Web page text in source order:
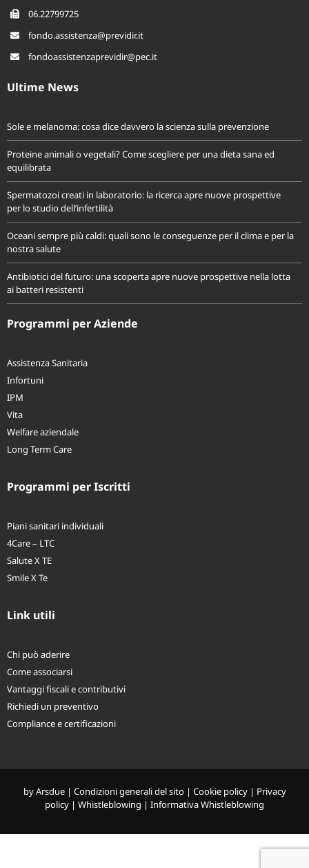
06.2295693
06.22799725
fondo.assistenza@previdir.it
Sole e melanoma: cosa dice davvero la scienza sulla prevenzione
Proteine animali o vegetali? Come scegliere per una dieta sana ed
equilibrata
Spermatozoi creati in laboratorio: la ricerca apre nuove prospettive
per lo studio dell’infertilità
Oceani sempre più caldi: quali sono le conseguenze per il clima e per la
nostra salute
Antibiotici del futuro: una scoperta apre nuove prospettive nella lotta
ai batteri resistenti
Assistenza Sanitaria
Infortuni
IPM
Vita
Welfare aziendale
Piani sanitari individuali
4Care – LTC
Salute X TE
Chi può aderire
Come associarsi
Vantaggi fiscali e contributivi
Richiedi un preventivo
Arsdue|Condizioni generali del sito|Cookie policy|Privacy